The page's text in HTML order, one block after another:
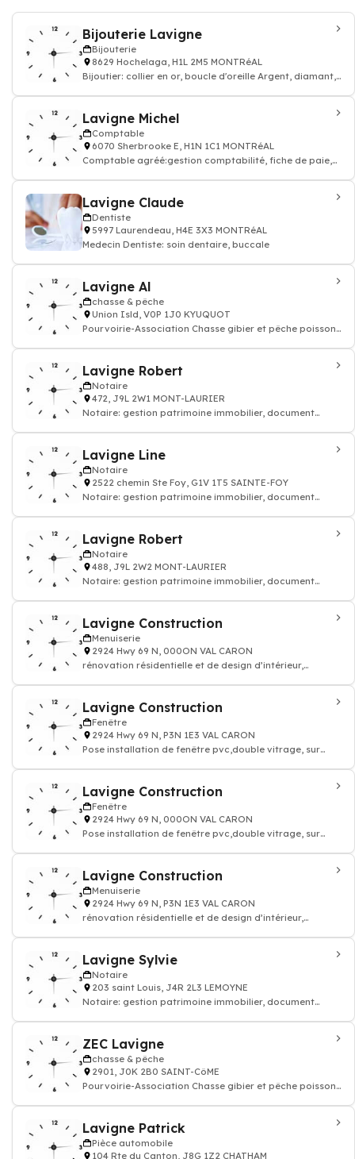
Bijouterie Lavigne
Bijouterie
8629 Hochelaga, H1L 2M5 MONTRéAL
Bijoutier: collier en or, boucle d'oreille Argent, diamant,
Lavigne Michel
Comptable
6070 Sherbrooke E, H1N 1C1 MONTRéAL
Comptable agréé:gestion comptabilité, fiche de paie,
Lavigne Claude
Dentiste
5997 Laurendeau, H4E 3X3 MONTRéAL
Medecin Dentiste: soin dentaire, buccale
Lavigne Al
chasse & pêche
Union Isld, V0P 1J0 KYUQUOT
Pourvoirie-Association Chasse gibier et pêche poisson-
Lavigne Robert
Notaire
472, J9L 2W1 MONT-LAURIER
Notaire: gestion patrimoine immobilier, document
Lavigne Line
Notaire
2522 chemin Ste Foy, G1V 1T5 SAINTE-FOY
Notaire: gestion patrimoine immobilier, document
Lavigne Robert
Notaire
488, J9L 2W2 MONT-LAURIER
Notaire: gestion patrimoine immobilier, document
Lavigne Construction
Menuiserie
2924 Hwy 69 N, 000ON VAL CARON
rénovation résidentielle et de design d’intérieur,
Lavigne Construction
Fenêtre
2924 Hwy 69 N, P3N 1E3 VAL CARON
Pose installation de fenêtre pvc,double vitrage, sur
Lavigne Construction
Fenêtre
2924 Hwy 69 N, 000ON VAL CARON
Pose installation de fenêtre pvc,double vitrage, sur
Lavigne Construction
Menuiserie
2924 Hwy 69 N, P3N 1E3 VAL CARON
rénovation résidentielle et de design d’intérieur,
Lavigne Sylvie
Notaire
203 saint Louis, J4R 2L3 LEMOYNE
Notaire: gestion patrimoine immobilier, document
ZEC Lavigne
chasse & pêche
2901, J0K 2B0 SAINT-CôME
Pourvoirie-Association Chasse gibier et pêche poisson-
Lavigne Patrick
Pièce automobile
104 Rte du Canton, J8G 1Z2 CHATHAM